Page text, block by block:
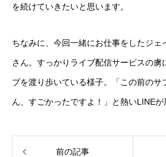
を続けていきたいと思います。
ちなみに、今回一緒にお仕事をしたジェ
さん。すっかりライブ配信サービスの虜
ブを渡り歩いている様子。「この前のサ
ん、すごかったですよ！」と熱いLINEが
前の記事